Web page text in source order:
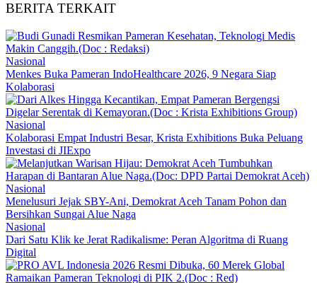
BERITA TERKAIT
Nasional
Menkes Buka Pameran IndoHealthcare 2026, 9 Negara Siap
Kolaborasi
Nasional
Kolaborasi Empat Industri Besar, Krista Exhibitions Buka Peluang
Investasi di JIExpo
Nasional
Menelusuri Jejak SBY-Ani, Demokrat Aceh Tanam Pohon dan
Bersihkan Sungai Alue Naga
Nasional
Dari Satu Klik ke Jerat Radikalisme: Peran Algoritma di Ruang
Digital